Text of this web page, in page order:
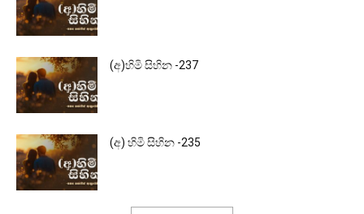
(අ)හිමි සිහින -237
(අ) හිමි සිහින -235